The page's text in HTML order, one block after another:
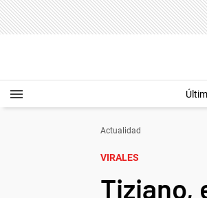
Actualidad
VIRALES
Tiziano,